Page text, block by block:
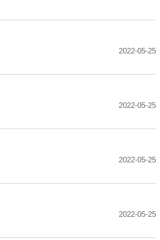
2022-05-25
2022-05-25
2022-05-25
2022-05-25